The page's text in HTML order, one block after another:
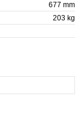
677 mm
203 kg